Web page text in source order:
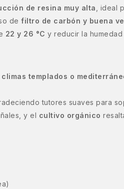
de resina muy alta , ideal
de filtro de carbón y buena
22 y 26 °C y reducir la
climas templados o
tutores suaves para
y el cultivo orgánico